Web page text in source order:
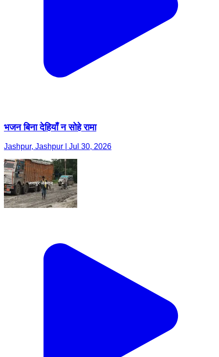
भजन बिना देहियाँ न सोहे रामा
Jashpur, Jashpur | Jul 30, 2026